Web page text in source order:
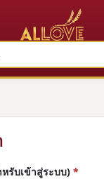
รับเข้าสู่ระบบ) *